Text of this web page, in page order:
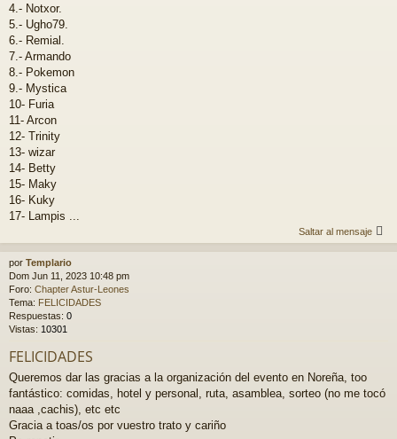
4.- Notxor.
5.- Ugho79.
6.- Remial.
7.- Armando
8.- Pokemon
9.- Mystica
10- Furia
11- Arcon
12- Trinity
13- wizar
14- Betty
15- Maky
16- Kuky
17- Lampis ...
Saltar al mensaje
por Templario
Dom Jun 11, 2023 10:48 pm
Foro: Chapter Astur-Leones
Tema: FELICIDADES
Respuestas: 0
Vistas: 10301
FELICIDADES
Queremos dar las gracias a la organización del evento en Noreña, too
fantástico: comidas, hotel y personal, ruta, asamblea, sorteo (no me tocó
naaa ,cachis), etc etc
Gracia a toas/os por vuestro trato y cariño